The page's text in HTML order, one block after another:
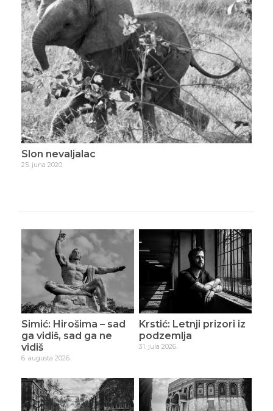
Slon nevaljalac
25. juna 2020.
Simić: Hirošima – sad
ga vidiš, sad ga ne
vidiš
6. augusta 2026.
Krstić: Letnji prizori iz
podzemlja
31. jula 2026.